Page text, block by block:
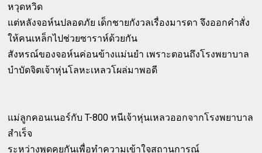
หวุดหวิด
แต่หลังจอห์นปลอดภัย เด็กชายกังวลเรื่องมารดา จึงออกคำสั่ง
ให้คนเหล็กไปช่วยซาราห์ด้วยกัน
สังหรณ์ของจอห์นค่อนข้างแม่นยำ เพราะตอนถึงโรงพยาบาล
บำบัดจิตเจ้าหุ่นโลหะเหลวโผล่มาพอดี
แม่ลูกคอนเนอร์กับ T-800 หนีเจ้าหุ่นเหลวออกจากโรงพยาบาล
สำเร็จ
ระหว่างพูดคุยกันเพื่อทำความเข้าใจสถานการณ์